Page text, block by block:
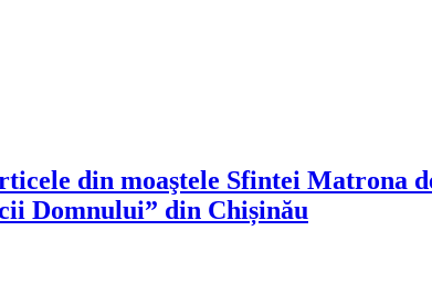
din moaştele Sfintei Matrona
Domnului” din Chișinău